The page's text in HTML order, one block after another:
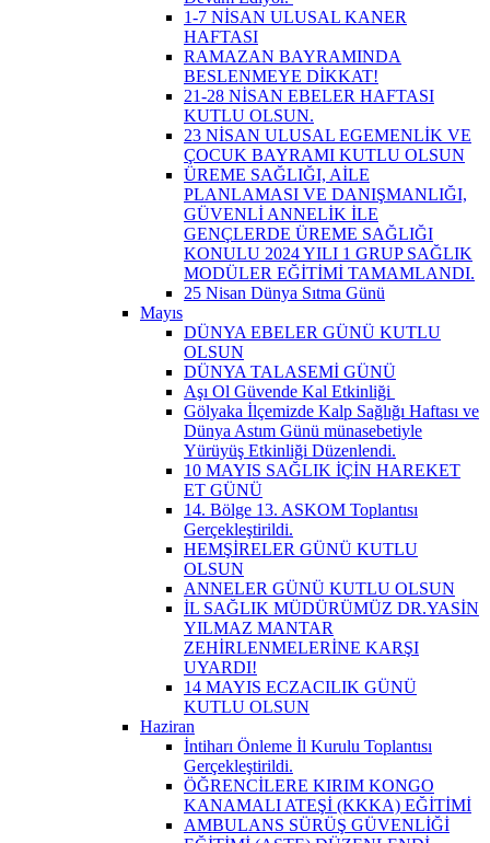
1-7 NİSAN ULUSAL KANER
HAFTASI
RAMAZAN BAYRAMINDA
BESLENMEYE DİKKAT!
21-28 NİSAN EBELER HAFTASI
KUTLU OLSUN.
23 NİSAN ULUSAL EGEMENLİK VE
ÇOCUK BAYRAMI KUTLU OLSUN
ÜREME SAĞLIĞI, AİLE
PLANLAMASI VE DANIŞMANLIĞI,
GÜVENLİ ANNELİK İLE
GENÇLERDE ÜREME SAĞLIĞI
KONULU 2024 YILI 1 GRUP SAĞLIK
MODÜLER EĞİTİMİ TAMAMLANDI.
25 Nisan Dünya Sıtma Günü
Mayıs
DÜNYA EBELER GÜNÜ KUTLU
OLSUN
DÜNYA TALASEMİ GÜNÜ
Aşı Ol Güvende Kal Etkinliği ​
Gölyaka İlçemizde Kalp Sağlığı Haftası ve
Dünya Astım Günü münasebetiyle
Yürüyüş Etkinliği Düzenlendi.
10 MAYIS SAĞLIK İÇİN HAREKET
ET GÜNÜ
14. Bölge 13. ASKOM Toplantısı
Gerçekleştirildi.
HEMŞİRELER GÜNÜ KUTLU
OLSUN
ANNELER GÜNÜ KUTLU OLSUN
İL SAĞLIK MÜDÜRÜMÜZ DR.YASİN
YILMAZ MANTAR
ZEHİRLENMELERİNE KARŞI
UYARDI!
14 MAYIS ECZACILIK GÜNÜ
KUTLU OLSUN
Haziran
İntiharı Önleme İl Kurulu Toplantısı
Gerçekleştirildi.
ÖĞRENCİLERE KIRIM KONGO
KANAMALI ATEŞİ (KKKA) EĞİTİMİ
AMBULANS SÜRÜŞ GÜVENLİĞİ